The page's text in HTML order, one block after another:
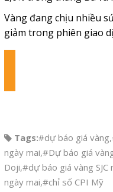
Vàng đang chịu nhiều
giảm trong phiên giao
Tags:#dự báo giá vàng,
ngày mai,#Dự báo giá
Doji,#dự báo giá vàng SJC
ngày mai,#chỉ số CPI Mỹ